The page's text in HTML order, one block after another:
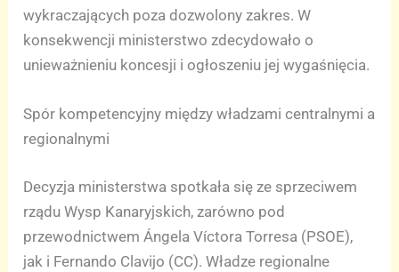
wykraczających poza dozwolony zakres. W
konsekwencji ministerstwo zdecydowało o
unieważnieniu koncesji i ogłoszeniu jej wygaśnięcia.
Spór kompetencyjny między władzami centralnymi a
regionalnymi
Decyzja ministerstwa spotkała się ze sprzeciwem
rządu Wysp Kanaryjskich, zarówno pod
przewodnictwem Ángela Víctora Torresa (PSOE),
jak i Fernando Clavijo (CC). Władze regionalne